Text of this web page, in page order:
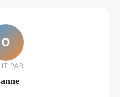
O
PAR